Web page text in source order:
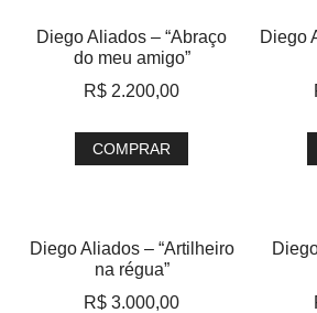
Diego Aliados – “Abraço
do meu amigo”
R$ 2.200,00
COMPRAR
Diego
Diego Aliados – “Artilheiro
na régua”
R$ 3.000,00